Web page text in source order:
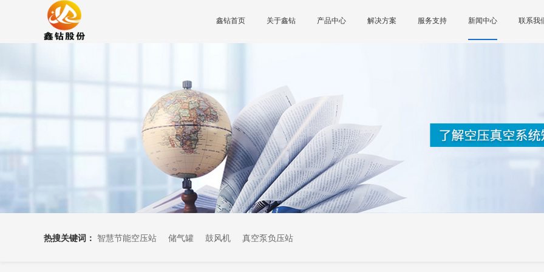
鑫钻首页 关于鑫钻 产品中心 解决方案 服务支持 新闻中心 联系我
热搜关键词： 智慧节能空压站 储气罐 鼓风机 真空泵负压站